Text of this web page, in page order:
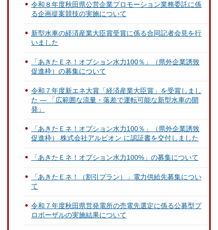
令和８年度秋田県公営企業プロモーション業務委託に係
る企画提案競技の実施について
新型水車の経済産業大臣賞受賞に係る合同記者会見を行
いました
「あきたＥネ！オプション水力100％」（県外企業誘致
促進枠）の募集について
令和７年度新エネ大賞「経済産業大臣賞」を受賞しまし
た ― 「広範囲な流量・落差で運転可能な新型水車の開
発」
「あきたＥネ！オプション水力100％」（県外企業誘致
促進枠） 株式会社アルビオン に認証書を交付しました
「あきたＥネ！オプション水力100%」の募集について
「あきたＥネ！（割引プラン）」電力供給先募集につい
て
令和７年度秋田県営発電所の売電先選定に係る公募型プ
ロポーザルの実施結果について